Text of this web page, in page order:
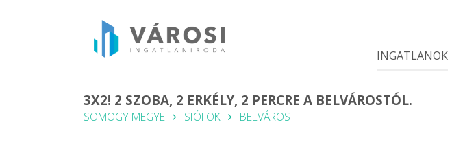
INGATLANOK
3X2! 2 SZOBA, 2 ERKÉLY, 2 PERCRE A BELVÁROSTÓL.
SOMOGY MEGYE SIÓFOK BELVÁROS